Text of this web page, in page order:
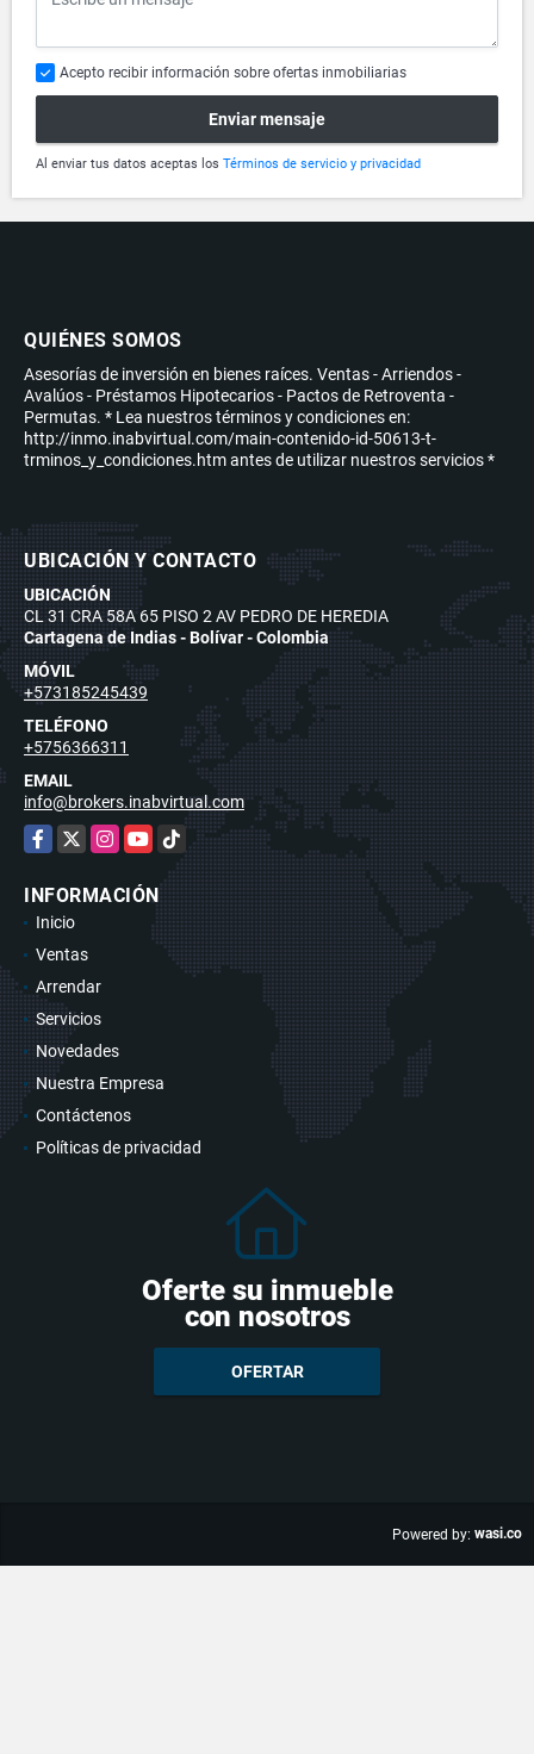
Acepto recibir información sobre ofertas inmobiliarias
Enviar mensaje
Al enviar tus datos aceptas los Términos de servicio y privacidad
QUIÉNES SOMOS
Asesorías de inversión en bienes raíces. Ventas - Arriendos -
Avalúos - Préstamos Hipotecarios - Pactos de Retroventa -
Permutas. * Lea nuestros términos y condiciones en:
http://inmo.inabvirtual.com/main-contenido-id-50613-t-
trminos_y_condiciones.htm antes de utilizar nuestros servicios *
UBICACIÓN Y CONTACTO
UBICACIÓN
CL 31 CRA 58A 65 PISO 2 AV PEDRO DE HEREDIA
Cartagena de Indias - Bolívar - Colombia
MÓVIL
+573185245439
TELÉFONO
+5756366311
EMAIL
info@brokers.inabvirtual.com
Facebook
X Instagram
YouTubeTikTok
INFORMACIÓN
Inicio
Ventas
Arrendar
Servicios
Novedades
Nuestra Empresa
Contáctenos
Políticas de privacidad
Oferte su inmueble
con nosotros
OFERTAR
Powered by: wasi.co